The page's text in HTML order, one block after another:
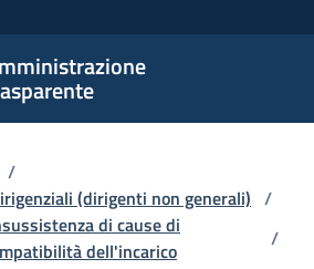
/
(dirigenti non generali) /
di cause di
dell'incarico
/